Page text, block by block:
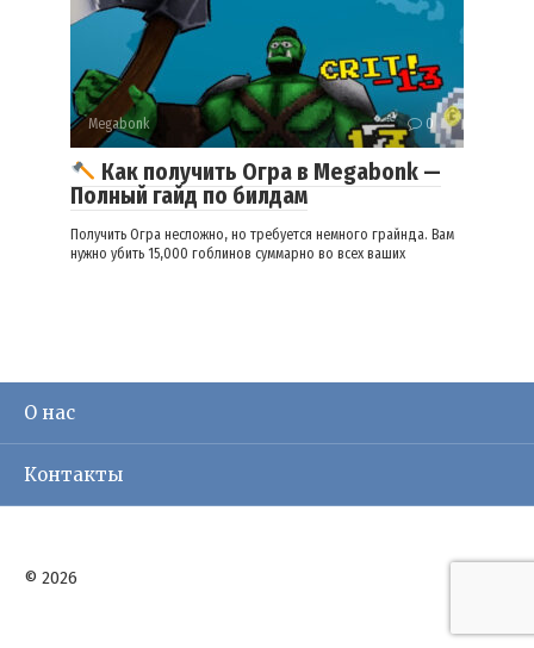
Megabonk 0
Как получить Огра в Megabonk —
Полный гайд по билдам
Получить Огра несложно, но требуется немного грайнда. Вам
нужно убить 15,000 гоблинов суммарно во всех ваших
О нас
Контакты
© 2026